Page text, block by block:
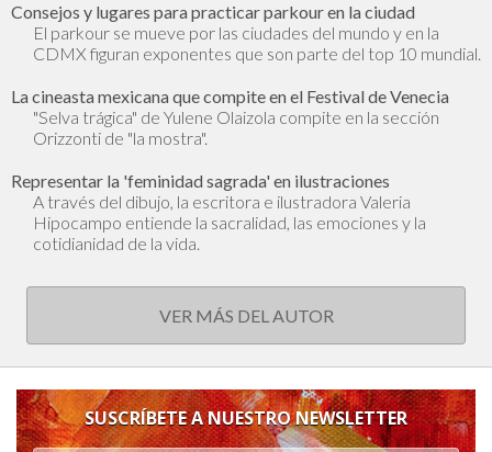
Consejos y lugares para practicar parkour en la ciudad
El parkour se mueve por las ciudades del mundo y en la
CDMX figuran exponentes que son parte del top 10 mundial.
La cineasta mexicana que compite en el Festival de Venecia
"Selva trágica" de Yulene Olaizola compite en la sección
Orizzonti de "la mostra".
Representar la 'feminidad sagrada' en ilustraciones
A través del dibujo, la escritora e ilustradora Valeria
Hipocampo entiende la sacralidad, las emociones y la
cotidianidad de la vida.
VER MÁS DEL AUTOR
SUSCRÍBETE A NUESTRO NEWSLETTER